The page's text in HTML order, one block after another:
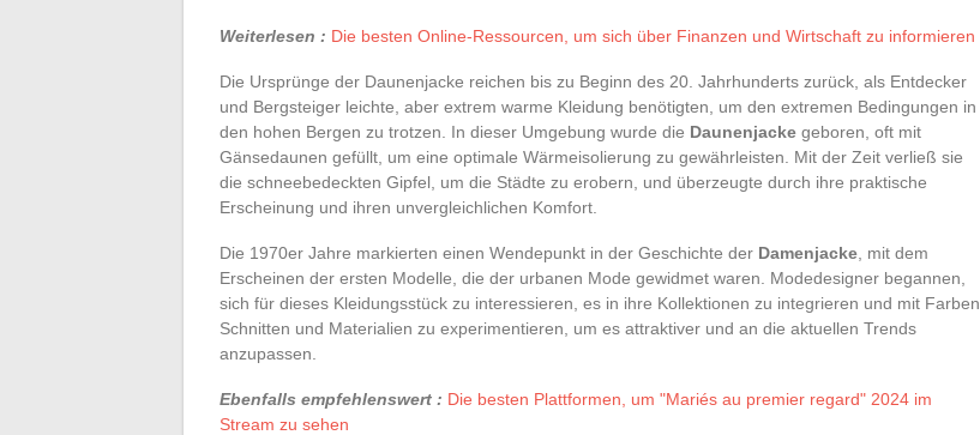
Weiterlesen : Die besten Online-Ressourcen, um sich über Finanzen und Wirtschaft zu informieren
Die Ursprünge der Daunenjacke reichen bis zu Beginn des 20. Jahrhunderts zurück, als Entdecker
und Bergsteiger leichte, aber extrem warme Kleidung benötigten, um den extremen Bedingungen in
den hohen Bergen zu trotzen. In dieser Umgebung wurde die Daunenjacke geboren, oft mit
Gänsedaunen gefüllt, um eine optimale Wärmeisolierung zu gewährleisten. Mit der Zeit verließ sie
die schneebedeckten Gipfel, um die Städte zu erobern, und überzeugte durch ihre praktische
Erscheinung und ihren unvergleichlichen Komfort.
Die 1970er Jahre markierten einen Wendepunkt in der Geschichte der Damenjacke , mit dem
Erscheinen der ersten Modelle, die der urbanen Mode gewidmet waren. Modedesigner begannen,
sich für dieses Kleidungsstück zu interessieren, es in ihre Kollektionen zu integrieren und mit Farben,
Schnitten und Materialien zu experimentieren, um es attraktiver und an die aktuellen Trends
anzupassen.
Ebenfalls empfehlenswert : Die besten Plattformen, um "Mariés au premier regard" 2024 im
Stream zu sehen